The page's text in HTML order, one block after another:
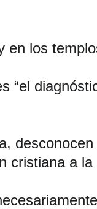
en los
“el
cristiana a